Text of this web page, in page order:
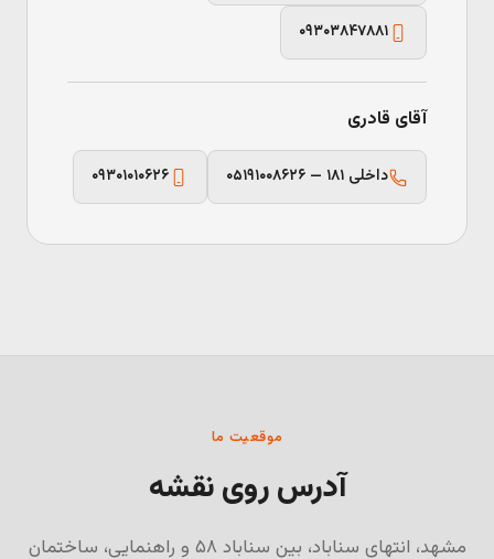
۰۹۳۰۳۸۴۷۸۸۱
آقای قادری
۰۵۱۹۱۰۰۸۶۲۶ — داخلی ۱۸۱ ۰۹۳۰۱۰۱۰۶۲۶
موقعیت ما
آدرس روی نقشه
مشهد، انتهای سناباد، بین سناباد ۵۸ و راهنمایی، ساختمان